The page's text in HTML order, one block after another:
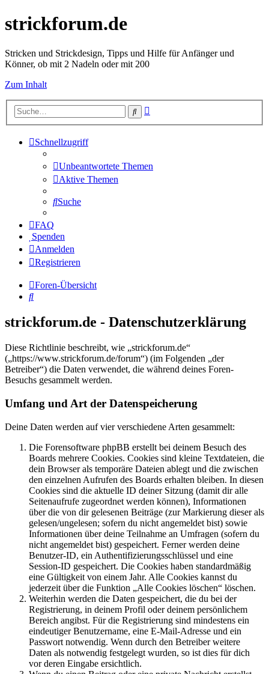
strickforum.de
Stricken und Strickdesign, Tipps und Hilfe für Anfänger und
Könner, ob mit 2 Nadeln oder mit 200
Zum Inhalt
Suche
Schnellzugriff
Unbeantwortete Themen
Aktive Themen
Suche
FAQ
Spenden
Anmelden
Registrieren
Foren-Übersicht
Suche
strickforum.de - Datenschutzerklärung
Diese Richtlinie beschreibt, wie „strickforum.de“
(„https://www.strickforum.de/forum“) (im Folgenden „der
Betreiber“) die Daten verwendet, die während deines Foren-
Besuchs gesammelt werden.
Umfang und Art der Datenspeicherung
Deine Daten werden auf vier verschiedene Arten gesammelt:
Die Forensoftware phpBB erstellt bei deinem Besuch des
Boards mehrere Cookies. Cookies sind kleine Textdateien, die
dein Browser als temporäre Dateien ablegt und die zwischen
den einzelnen Aufrufen des Boards erhalten bleiben. In diesen
Cookies sind die aktuelle ID deiner Sitzung (damit dir alle
Seitenaufrufe zugeordnet werden können), Informationen
über die von dir gelesenen Beiträge (zur Markierung dieser als
gelesen/ungelesen; sofern du nicht angemeldet bist) sowie
Informationen über deine Teilnahme an Umfragen (sofern du
nicht angemeldet bist) gespeichert. Ferner werden deine
Benutzer-ID, ein Authentifizierungsschlüssel und eine
Session-ID gespeichert. Die Cookies haben standardmäßig
eine Gültigkeit von einem Jahr. Alle Cookies kannst du
jederzeit über die Funktion „Alle Cookies löschen“ löschen.
Weiterhin werden die Daten gespeichert, die du bei der
Registrierung, in deinem Profil oder deinem persönlichem
Bereich angibst. Für die Registrierung sind mindestens ein
eindeutiger Benutzername, eine E-Mail-Adresse und ein
Passwort notwendig. Wenn durch den Betreiber weitere
Daten als notwendig festgelegt wurden, so ist dies für dich
vor deren Eingabe ersichtlich.